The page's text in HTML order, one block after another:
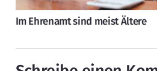
Im Ehrenamt sind meist Ältere